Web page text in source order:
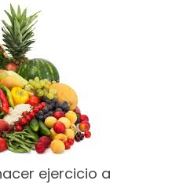
ejercicio a